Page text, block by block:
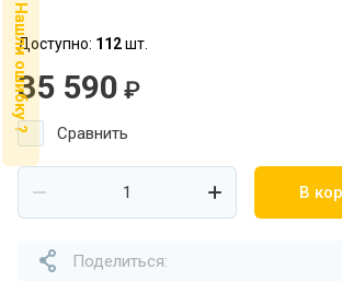
Доступно: 112шт.
35 590 ₽
Сравнить
В
Поделиться:
Нашли ошибку ?